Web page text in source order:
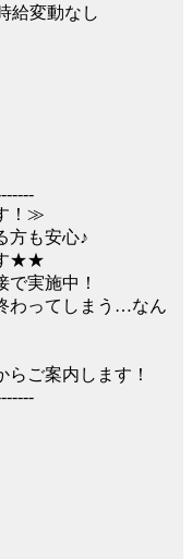
給変動なし
！≫
方も安心♪
す★★
実施中！
わってしまう…なん
ご案内します！